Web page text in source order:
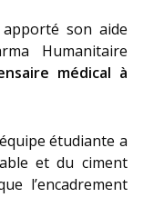
son aide
Humanitaire
médical à
étudiante a
et du ciment
l’encadrement